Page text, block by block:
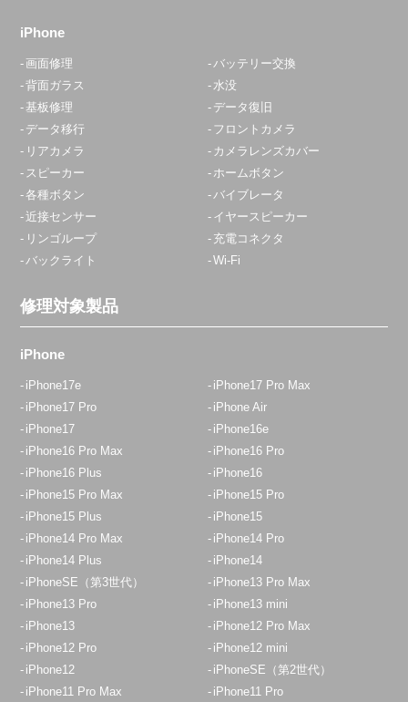
iPhone
画面修理
バッテリー交換
背面ガラス
水没
基板修理
データ復旧
データ移行
フロントカメラ
リアカメラ
カメラレンズカバー
スピーカー
ホームボタン
各種ボタン
バイブレータ
近接センサー
イヤースピーカー
リンゴループ
充電コネクタ
バックライト
Wi-Fi
修理対象製品
iPhone
iPhone17e
iPhone17 Pro Max
iPhone17 Pro
iPhone Air
iPhone17
iPhone16e
iPhone16 Pro Max
iPhone16 Pro
iPhone16 Plus
iPhone16
iPhone15 Pro Max
iPhone15 Pro
iPhone15 Plus
iPhone15
iPhone14 Pro Max
iPhone14 Pro
iPhone14 Plus
iPhone14
iPhoneSE（第3世代）
iPhone13 Pro Max
iPhone13 Pro
iPhone13 mini
iPhone13
iPhone12 Pro Max
iPhone12 Pro
iPhone12 mini
iPhone12
iPhoneSE（第2世代）
iPhone11 Pro Max
iPhone11 Pro